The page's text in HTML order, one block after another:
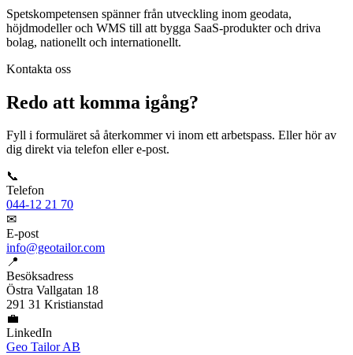
Spetskompetensen spänner från utveckling inom geodata,
höjdmodeller och WMS till att bygga SaaS-produkter och driva
bolag, nationellt och internationellt.
Kontakta oss
Redo att komma igång?
Fyll i formuläret så återkommer vi inom ett arbetspass. Eller hör av
dig direkt via telefon eller e-post.
📞
Telefon
044-12 21 70
✉
E-post
info@geotailor.com
📍
Besöksadress
Östra Vallgatan 18
291 31 Kristianstad
💼
LinkedIn
Geo Tailor AB